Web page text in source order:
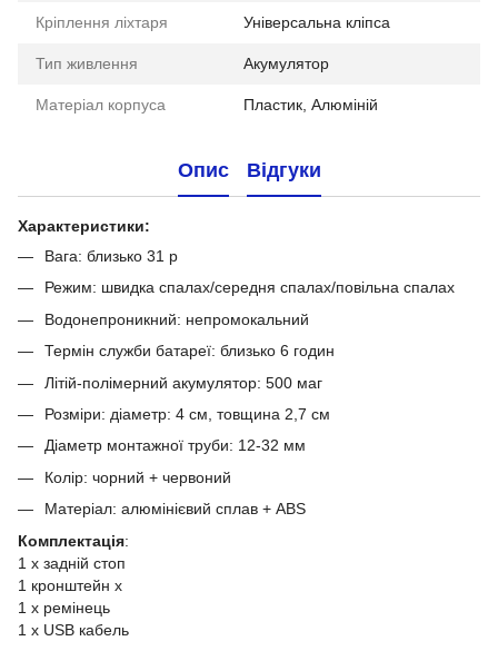
Кріплення ліхтаря Універсальна кліпса
Тип живлення Акумулятор
Матеріал корпуса Пластик, Алюміній
Опис Відгуки
Характеристики:
Вага: близько 31 р
Режим: швидка спалах/середня спалах/повільна спалах
Водонепроникний: непромокальний
Термін служби батареї: близько 6 годин
Літій-полімерний акумулятор: 500 маг
Розміри: діаметр: 4 см, товщина 2,7 см
Діаметр монтажної труби: 12-32 мм
Колір: чорний + червоний
Матеріал: алюмінієвий сплав + ABS
Комплектація:
1 х задній стоп
1 кронштейн x
1 x ремінець
1 х USB кабель